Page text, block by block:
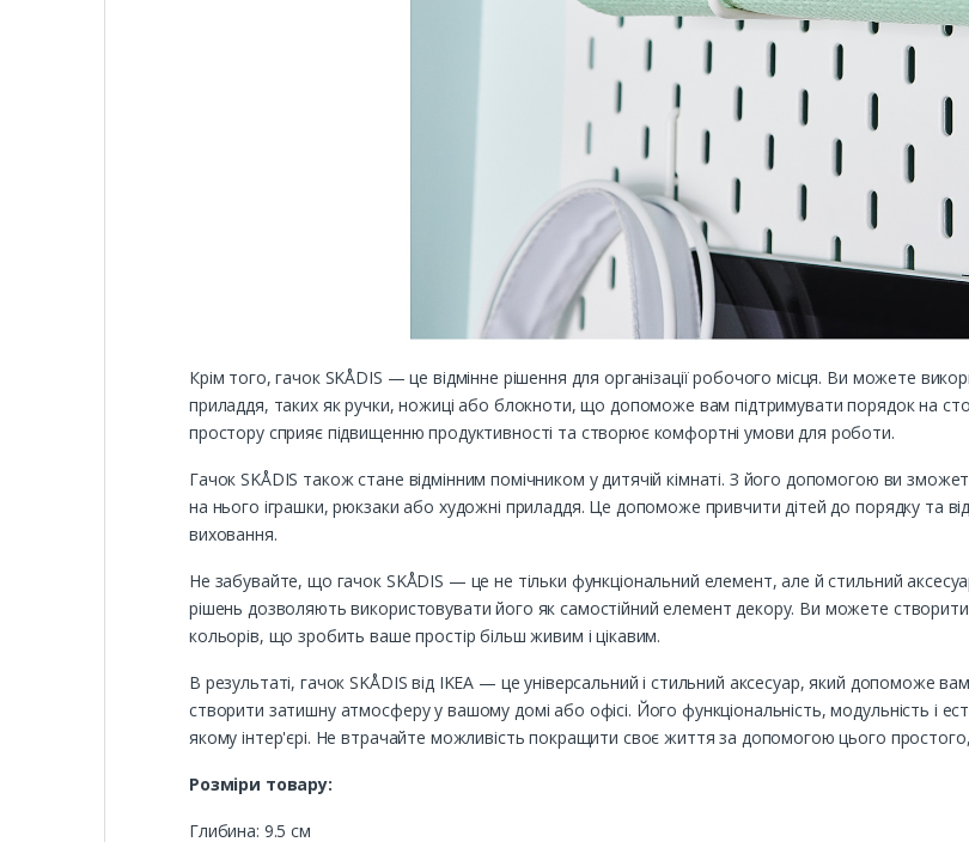
Крім того, гачок SKÅDIS — це відмінне рішення для організації робочого місця. Ви можете
приладдя, таких як ручки, ножиці або блокноти, що допоможе вам підтримувати порядок на столі
простору сприяє підвищенню продуктивності та створює комфортні умови для роботи.
Гачок SKÅDIS також стане відмінним помічником у дитячій кімнаті. З його допомогою ви
на нього іграшки, рюкзаки або художні приладдя. Це допоможе привчити дітей до порядку та
виховання.
Не забувайте, що гачок SKÅDIS — це не тільки функціональний елемент, але й стильний
рішень дозволяють використовувати його як самостійний елемент декору. Ви можете створити
кольорів, що зробить ваше простір більш живим і цікавим.
В результаті, гачок SKÅDIS від IKEA — це універсальний і стильний аксесуар, який допоможе
створити затишну атмосферу у вашому домі або офісі. Його функціональність, модульність і
якому інтер'єрі. Не втрачайте можливість покращити своє життя за допомогою цього
Розміри товару:
Глибина: 9.5 см